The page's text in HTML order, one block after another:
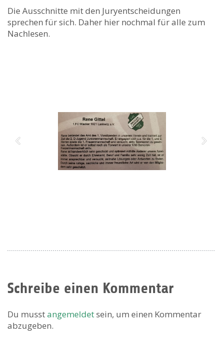
Die Ausschnitte mit den Juryentscheidungen
sprechen für sich. Daher hier nochmal für alle zum
Nachlesen.
Schreibe einen Kommentar
Du musstangemeldetsein, um einen Kommentar
abzugeben.